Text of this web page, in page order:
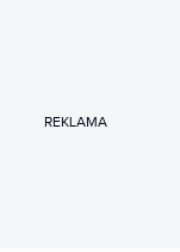
REKLAMA